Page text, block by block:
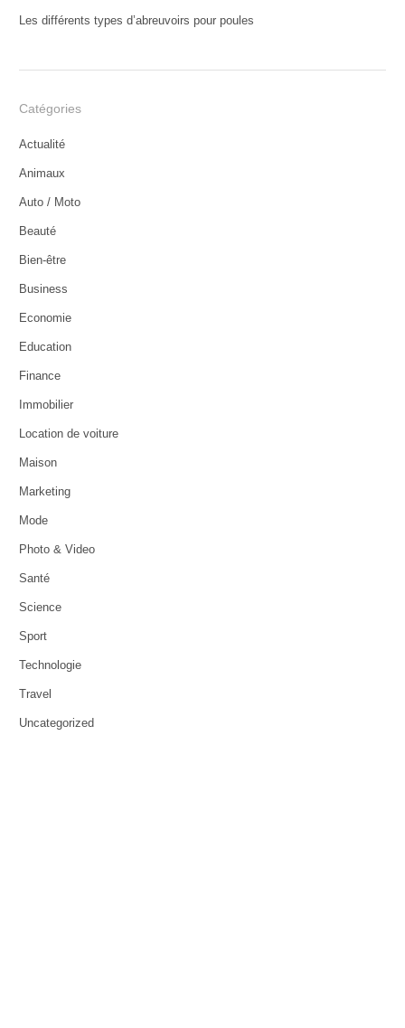
Les différents types d’abreuvoirs pour poules
Catégories
Actualité
Animaux
Auto / Moto
Beauté
Bien-être
Business
Economie
Education
Finance
Immobilier
Location de voiture
Maison
Marketing
Mode
Photo & Video
Santé
Science
Sport
Technologie
Travel
Uncategorized